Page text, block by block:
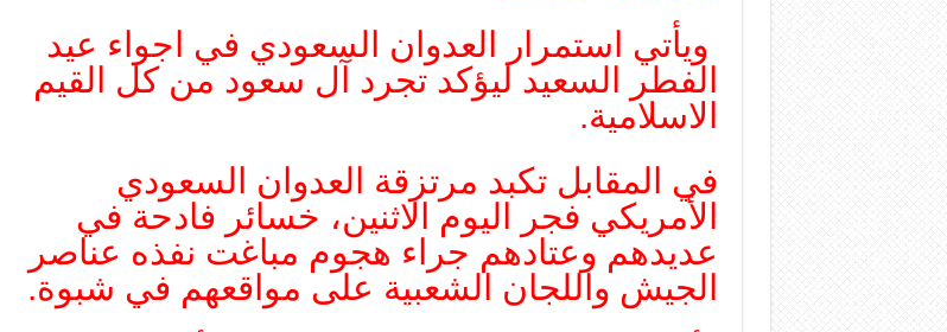
ويأتي استمرار العدوان السعودي في اجواء عيد
الفطر السعيد ليؤكد تجرد آل سعود من كل القيم
الاسلامية.
في المقابل تكبد مرتزقة العدوان السعودي
الأمريكي فجر اليوم الاثنين، خسائر فادحة في
عديدهم وعتادهم جراء هجوم مباغت نفذه عناصر
الجيش واللجان الشعبية على مواقعهم في شبوة.